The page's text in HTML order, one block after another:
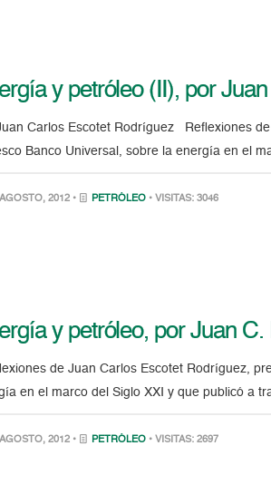
y petróleo (II), por
Carlos Escotet Rodríguez Reflexiones
Banco Universal, sobre la energía en el
2012 • PETRÓLEO • VISITAS: 3046
y petróleo, por Juan
de Juan Carlos Escotet Rodríguez,
en el marco del Siglo XXI y que publicó a
2012 • PETRÓLEO • VISITAS: 2697